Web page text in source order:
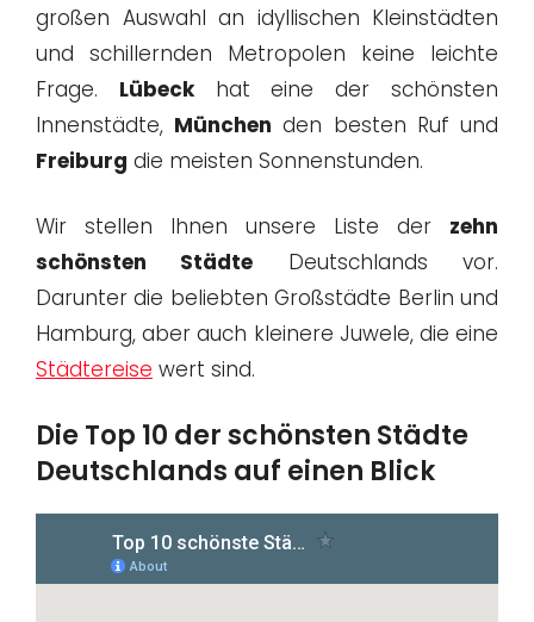
großen Auswahl an idyllischen Kleinstädten
und schillernden Metropolen keine leichte
Frage. Lübeckhat eine der schönsten
Innenstädte, München den besten Ruf und
Freiburg die meisten Sonnenstunden.
Wir stellen Ihnen unsere Liste der zehn
schönsten Städte Deutschlands vor.
Darunter die beliebten Großstädte Berlin und
Hamburg, aber auch kleinere Juwele, die eine
Städtereise wert sind.
Die Top 10 der schönsten Städte
Deutschlands auf einen Blick